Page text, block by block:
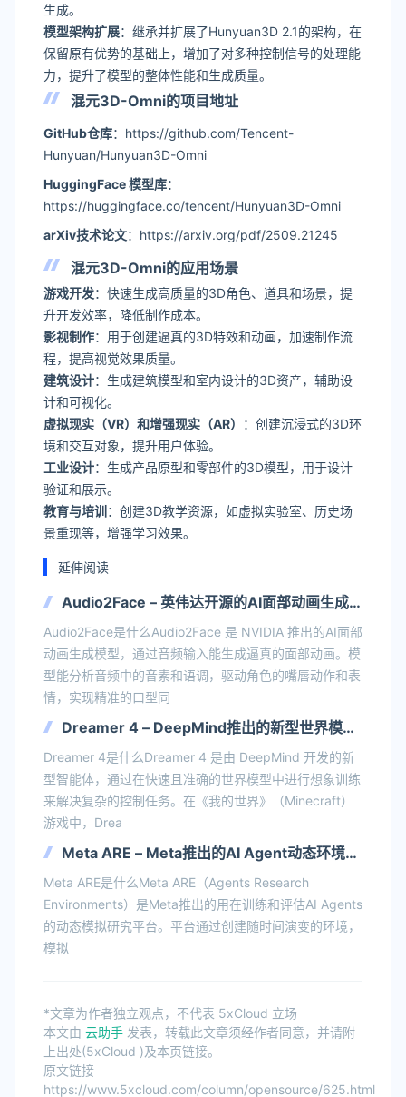
生成。
模型架构扩展：继承并扩展了Hunyuan3D 2.1的架构，在
保留原有优势的基础上，增加了对多种控制信号的处理能
力，提升了模型的整体性能和生成质量。
混元3D-Omni的项目地址
GitHub仓库：https://github.com/Tencent-
Hunyuan/Hunyuan3D-Omni
HuggingFace 模型库：
https://huggingface.co/tencent/Hunyuan3D-Omni
arXiv技术论文：https://arxiv.org/pdf/2509.21245
混元3D-Omni的应用场景
游戏开发：快速生成高质量的3D角色、道具和场景，提
升开发效率，降低制作成本。
影视制作：用于创建逼真的3D特效和动画，加速制作流
程，提高视觉效果质量。
建筑设计：生成建筑模型和室内设计的3D资产，辅助设
计和可视化。
虚拟现实（VR）和增强现实（AR）
：创建沉浸式的3D环
境和交互对象，提升用户体验。
工业设计：生成产品原型和零部件的3D模型，用于设计
验证和展示。
教育与培训 ：创建3D教学资源，如虚拟实验室、历史场
景重现等，增强学习效果。
延伸阅读
Audio2Face – 英伟达开源的AI面部动画生成
模型
Audio2Face是什么Audio2Face 是 NVIDIA 推出的AI面部
动画生成模型，通过音频输入能生成逼真的面部动画。模
型能分析音频中的音素和语调，驱动角色的嘴唇动作和表
情，实现精准的口型同
Dreamer 4 – DeepMind推出的新型世界模型
智能体
Dreamer 4是什么Dreamer 4 是由 DeepMind 开发的新
型智能体，通过在快速且准确的世界模型中进行想象训练
来解决复杂的控制任务。在《我的世界》（Minecraft）
游戏中，Drea
Meta ARE – Meta推出的AI Agent动态环境评
估平台
Meta ARE是什么Meta ARE（Agents Research
Environments）是Meta推出的用在训练和评估AI Agents
的动态模拟研究平台。平台通过创建随时间演变的环境，
模拟
*文章为作者独立观点，不代表 5xCloud 立场
本文由 云助手 发表，转载此文章须经作者同意，并请附
上出处(5xCloud )及本页链接。
原文链接
https://www.5xcloud.com/column/opensource/625.html